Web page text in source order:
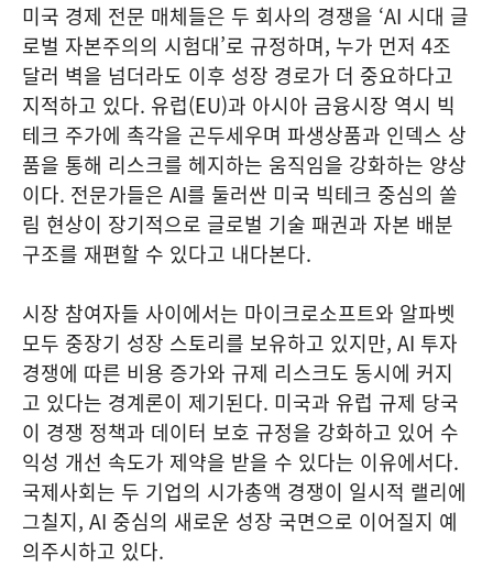
미국 경제 전문 매체들은 두 회사의 경쟁을 ‘AI 시대 글
로벌 자본주의의 시험대’로 규정하며, 누가 먼저 4조
달러 벽을 넘더라도 이후 성장 경로가 더 중요하다고
지적하고 있다. 유럽(EU)과 아시아 금융시장 역시 빅
테크 주가에 촉각을 곤두세우며 파생상품과 인덱스 상
품을 통해 리스크를 헤지하는 움직임을 강화하는 양상
이다. 전문가들은 AI를 둘러싼 미국 빅테크 중심의 쏠
림 현상이 장기적으로 글로벌 기술 패권과 자본 배분
구조를 재편할 수 있다고 내다본다.
시장 참여자들 사이에서는 마이크로소프트와 알파벳
모두 중장기 성장 스토리를 보유하고 있지만, AI 투자
경쟁에 따른 비용 증가와 규제 리스크도 동시에 커지
고 있다는 경계론이 제기된다. 미국과 유럽 규제 당국
이 경쟁 정책과 데이터 보호 규정을 강화하고 있어 수
익성 개선 속도가 제약을 받을 수 있다는 이유에서다.
국제사회는 두 기업의 시가총액 경쟁이 일시적 랠리에
그칠지, AI 중심의 새로운 성장 국면으로 이어질지 예
의주시하고 있다.